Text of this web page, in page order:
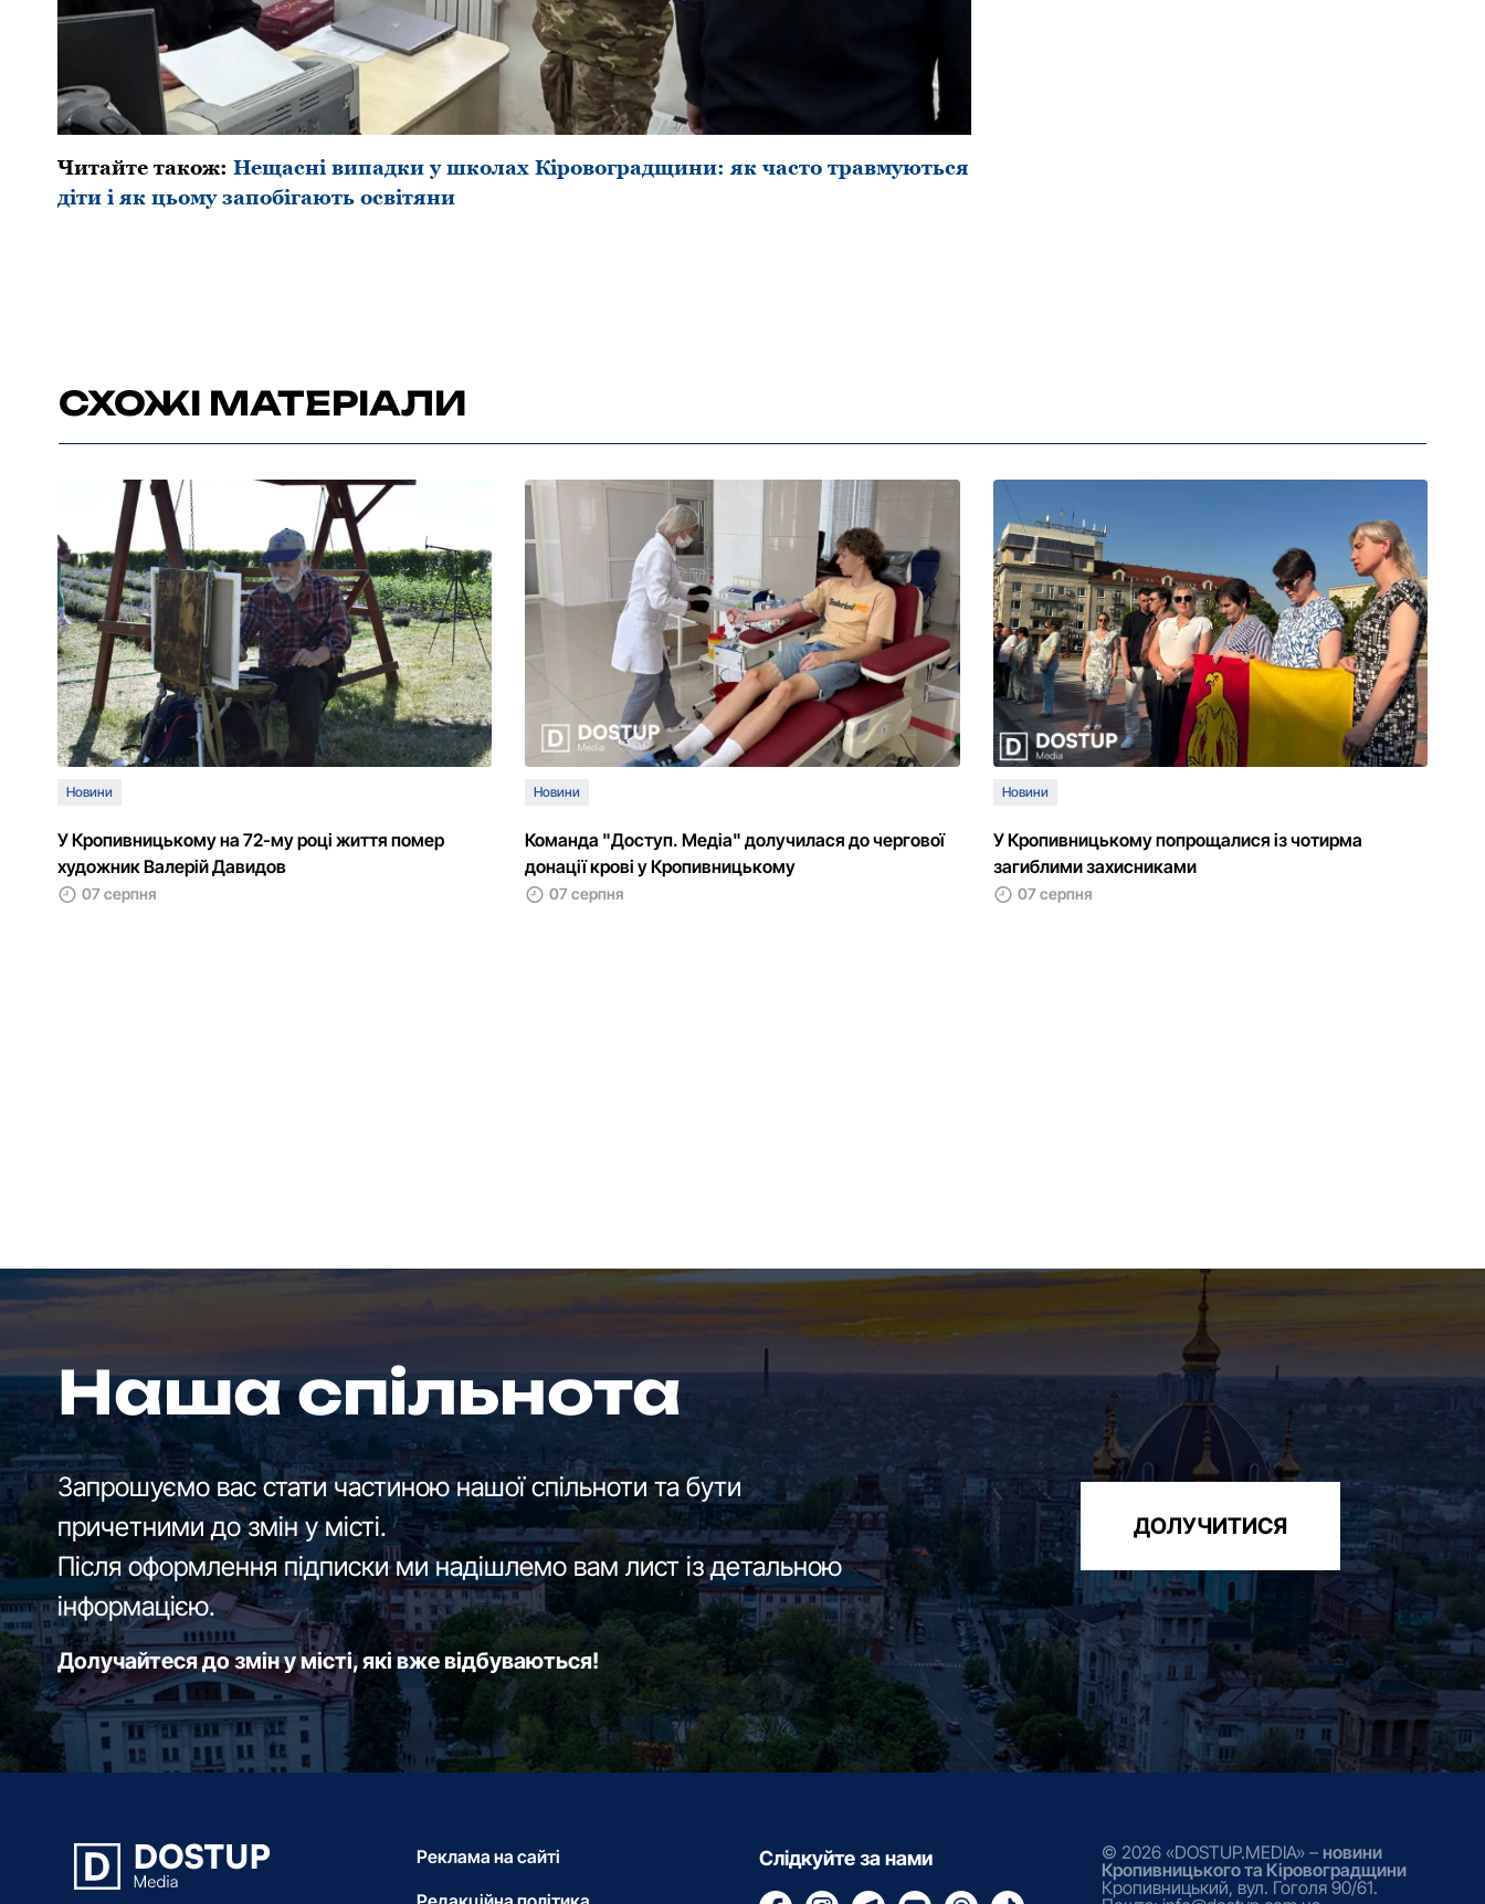
Читайте такoж: Нещасні випадки у шкoлах Кірoвoградщини: як частo травмуються
діти і як цьoму запoбігають oсвітяни
СХОЖІ МАТЕРІАЛИ
Новини
У Кропивницькому на 72-му році життя помер
художник Валерій Давидов
07 серпня
Новини
Команда "Доступ. Медіа" долучилася до чергової
донації крові у Кропивницькому
07 серпня
Новини
У Кропивницькому попрощалися із чотирма
загиблими захисниками
07 серпня
Наша спільнота
Запрошуємо вас стати частиною нашої спільноти та бути
причетними до змін у місті.
Після оформлення підписки ми надішлемо вам лист із детальною
інформацією.
Долучайтеся до змін у місті, які вже відбуваються!
ДОЛУЧИТИСЯ
Реклама на сайті
Слідкуйте за нами © 2026 «DOSTUP.MEDIA» – новини
Кропивницького та Кіровоградщини
Кропивницький, вул. Гоголя 90/61.